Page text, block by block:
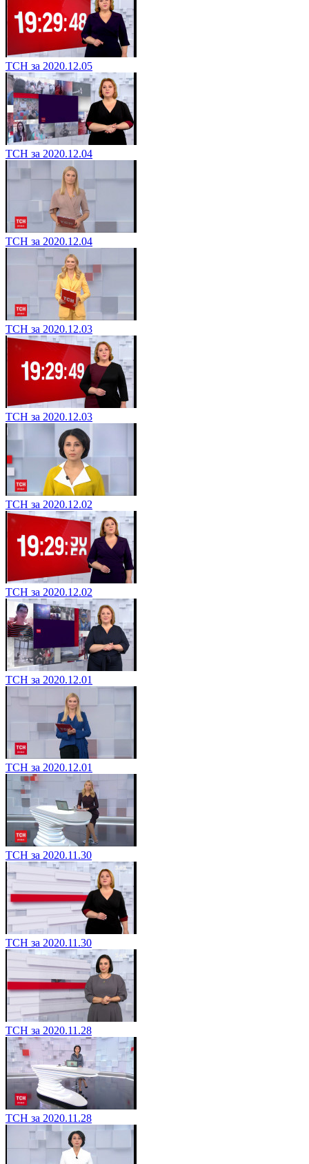
ТСН за 2020.12.05
ТСН за 2020.12.04
ТСН за 2020.12.04
ТСН за 2020.12.03
ТСН за 2020.12.03
ТСН за 2020.12.02
ТСН за 2020.12.02
ТСН за 2020.12.01
ТСН за 2020.12.01
ТСН за 2020.11.30
ТСН за 2020.11.30
ТСН за 2020.11.28
ТСН за 2020.11.28